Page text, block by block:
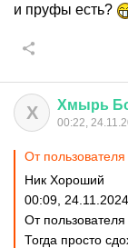
и пруфы есть?
Х Хмырь
00:22,
От пользователя
Ник Хороший
00:09, 24.11.2024
От
Тогда просто